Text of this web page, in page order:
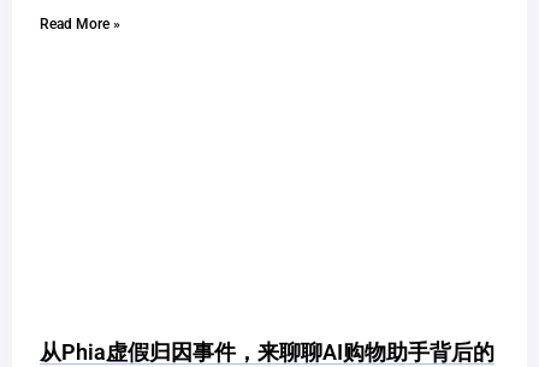
Read More »
从Phia虚假归因事件，来聊聊AI购物助手背后的